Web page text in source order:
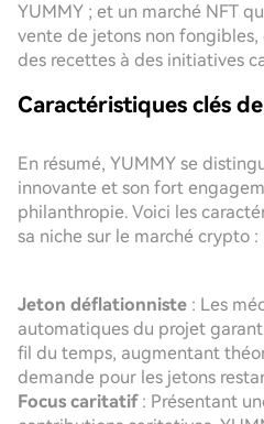
YUMMY ; et un marché NFT
vente de jetons non
des recettes à des initiatives
Caractéristiques clés
En résumé, YUMMY se
innovante et son fort
philanthropie. Voici les
sa niche sur le marché crypto :
Jeton déflationniste : Les
automatiques du projet
fil du temps, augmentant
demande pour les jetons
Focus caritatif: Présentant